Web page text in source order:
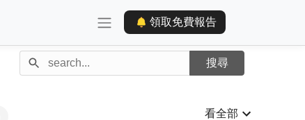
領取免費報告
看全部